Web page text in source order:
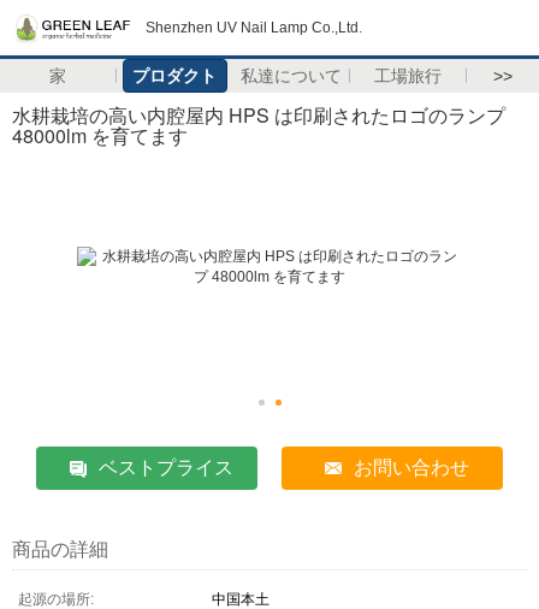
Shenzhen UV Nail Lamp Co.,Ltd.
家 プロダクト 私達について 工場旅行 >>
水耕栽培の高い内腔屋内 HPS は印刷されたロゴのランプ
48000lm を育てます
ベストプライス お問い合わせ
商品の詳細
起源の場所:
中国本土